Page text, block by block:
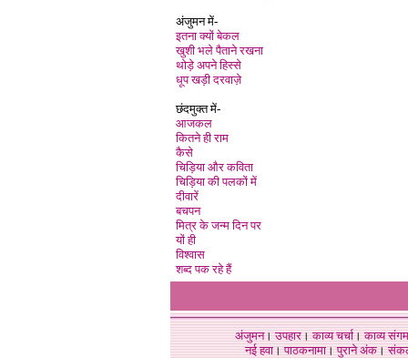
अंजुमन में-
इतना क्यों बेकल
खुशी भले पैताने रखना
थोड़े अपने हिस्से
धूप खड़ी दरवाज़े
छंदमुक्त में-
आजकल
कितने ही राम
कैसे
चिड़िया और कविता
चिड़िया की पलकों में
दीवारें
बचपन
मित्र के जन्म दिन पर
यों ही
विश्वास
शब्द पक रहे हैं
अंजुमन।उपहार।काव्य चर्चा।काव्य संगम
नई हवा। पाठकनामा। पुराने अंक।